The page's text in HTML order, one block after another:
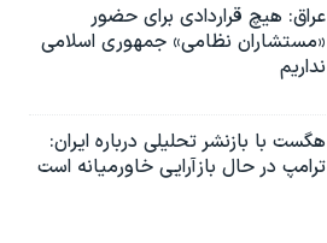
عراق: هیچ قراردادی برای حضور
«مستشاران نظامی» جمهوری اسلامی
نداریم
هگست با بازنشر تحلیلی درباره ایران:
ترامپ در حال بازآرایی خاورمیانه است